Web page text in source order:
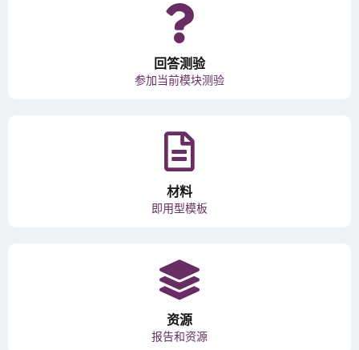
回答测验
参加当前模块测验
材料
即用型模板
资源
报告和资源